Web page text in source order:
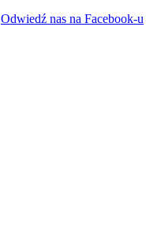
Odwiedź nas na Facebook-u